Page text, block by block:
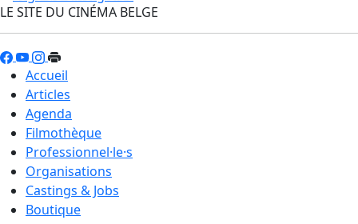
LE SITE DU CINÉMA BELGE
Accueil
Articles
Agenda
Filmothèque
Professionnel·le·s
Organisations
Castings & Jobs
Boutique